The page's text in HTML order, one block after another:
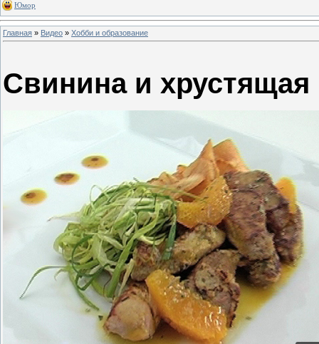
Юмор
Главная » Видео » Хобби и образование
Свинина и хрустящая